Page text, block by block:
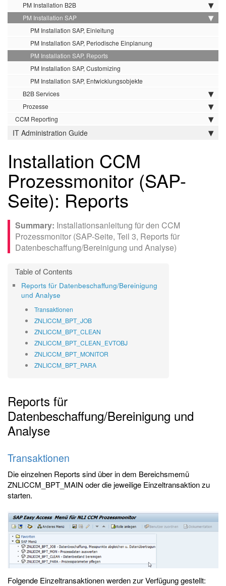
PM Installation B2B
PM Installation SAP
PM Installation SAP, Einleitung
PM Installation SAP, Periodische Einplanung
PM Installation SAP, Reports
PM Installation SAP, Customizing
PM Installation SAP, Entwicklungsobjekte
B2B Services
Prozesse
CCM Reporting
IT Administration Guide
Installation CCM
Prozessmonitor (SAP-
Seite): Reports
Installationsanleitung für den CCM
Prozessmonitor (SAP-Seite, Teil 3, Reports für
Datenbeschaffung/Bereinigung und Analyse)
Reports für Datenbeschaffung/Bereinigung
und Analyse
Transaktionen
ZNLICCM_BPT_JOB
ZNLICCM_BPT_CLEAN
ZNLICCM_BPT_CLEAN_EVTOBJ
ZNLICCM_BPT_MONITOR
ZNLICCM_BPT_PARA
Reports für
Datenbeschaffung/Bereinigung und
Analyse
Transaktionen
Die einzelnen Reports sind über in dem Bereichsmemü
ZNLICCM_BPT_MAIN oder die jeweilige Einzeltransaktion zu
starten.
Folgende Einzeltransaktionen werden zur Verfügung gestellt: